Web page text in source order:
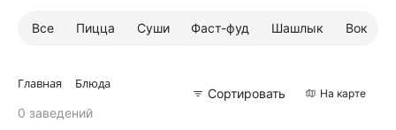
Все Пицца Суши Фаст-фуд Шашлык Вок
Главная Блюда
0 заведений
Сортировать На карте